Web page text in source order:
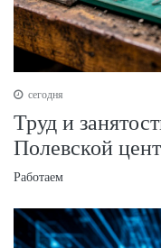
сегодня
Труд и
Полевской
Работаем